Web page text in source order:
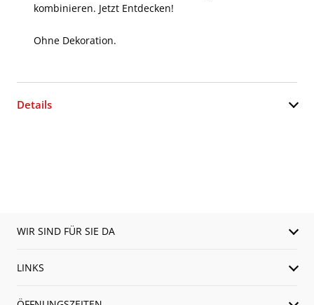
kombinieren. Jetzt Entdecken!
Ohne Dekoration.
Details
WIR SIND FÜR SIE DA
LINKS